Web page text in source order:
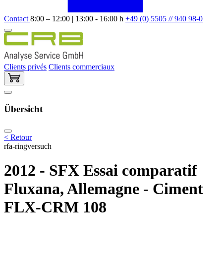
Contact 8:00 – 12:00 | 13:00 - 16:00 h +49 (0) 5505 // 940 98-0
Clients privés Clients commerciaux
Übersicht
< Retour
rfa-ringversuch
2012 - SFX Essai comparatif
Fluxana, Allemagne - Ciment
FLX-CRM 108